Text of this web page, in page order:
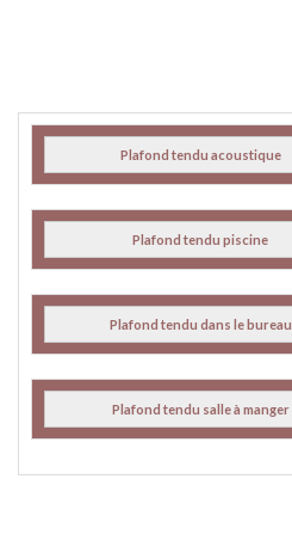
Plafond tendu acoustique
Plafond tendu piscine
Plafond tendu dans le bureau
Plafond tendu salle à manger